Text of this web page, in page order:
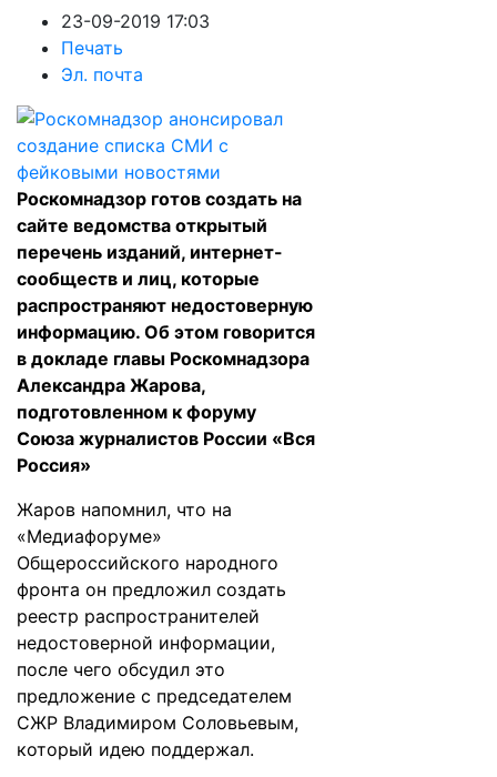
23-09-2019 17:03
Печать
Эл. почта
Роскомнадзор готов создать на
сайте ведомства открытый
перечень изданий, интернет-
сообществ и лиц, которые
распространяют недостоверную
информацию. Об этом говорится
в докладе главы Роскомнадзора
Александра Жарова,
подготовленном к форуму
Союза журналистов России «Вся
Россия»
Жаров напомнил, что на
«Медиафоруме»
Общероссийского народного
фронта он предложил создать
реестр распространителей
недостоверной информации,
после чего обсудил это
предложение с председателем
СЖР Владимиром Соловьевым,
который идею поддержал.